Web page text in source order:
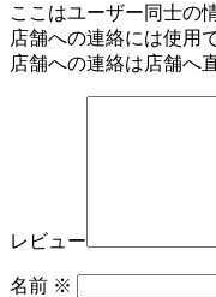
ここはユーザー同士の
店舗への連絡には使用
店舗への連絡は店舗へ
レビュー
名前 ※